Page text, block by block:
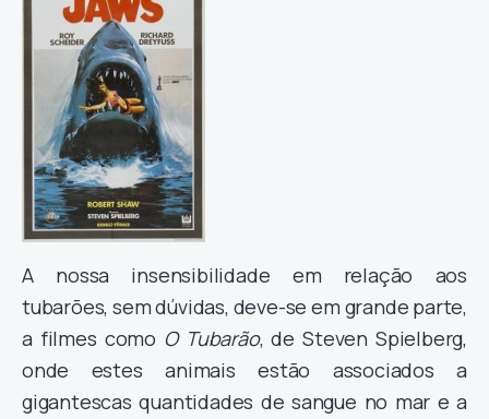
A nossa insensibilidade em relação aos
tubarões, sem dúvidas, deve-se em grande parte,
a filmes como O Tubarão, de Steven Spielberg,
onde estes animais estão associados a
gigantescas quantidades de sangue no mar e a